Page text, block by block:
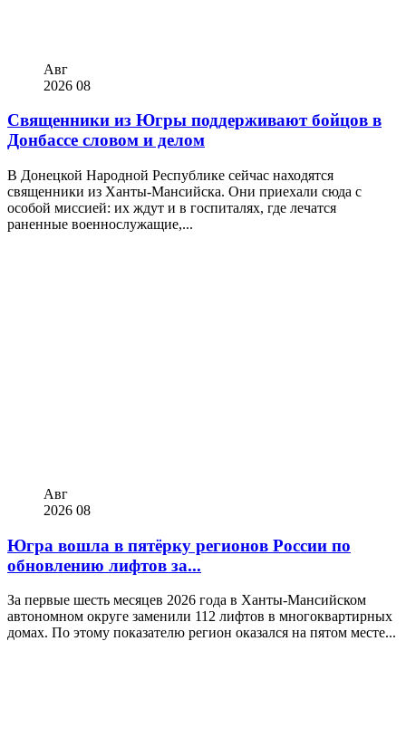
Авг
2026 08
Священники из Югры поддерживают бойцов в
Донбассе словом и делом
В Донецкой Народной Республике сейчас находятся
священники из Ханты-Мансийска. Они приехали сюда с
особой миссией: их ждут и в госпиталях, где лечатся
раненные военнослужащие,...
Авг
2026 08
Югра вошла в пятёрку регионов России по
обновлению лифтов за...
За первые шесть месяцев 2026 года в Ханты-Мансийском
автономном округе заменили 112 лифтов в многоквартирных
домах. По этому показателю регион оказался на пятом месте...